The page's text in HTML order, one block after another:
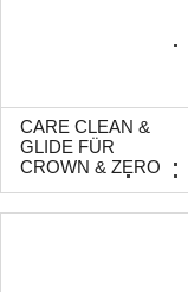
CARE CLEAN &
GLIDE FÜR
CROWN & ZERO